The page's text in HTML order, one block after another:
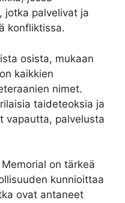
jotka palvelivat ja
konfliktissa.
osista, mukaan
kaikkien
nimet.
​​taideteoksia ja
vapautta, palvelusta
on tärkeä
kunnioittaa
ovat antaneet